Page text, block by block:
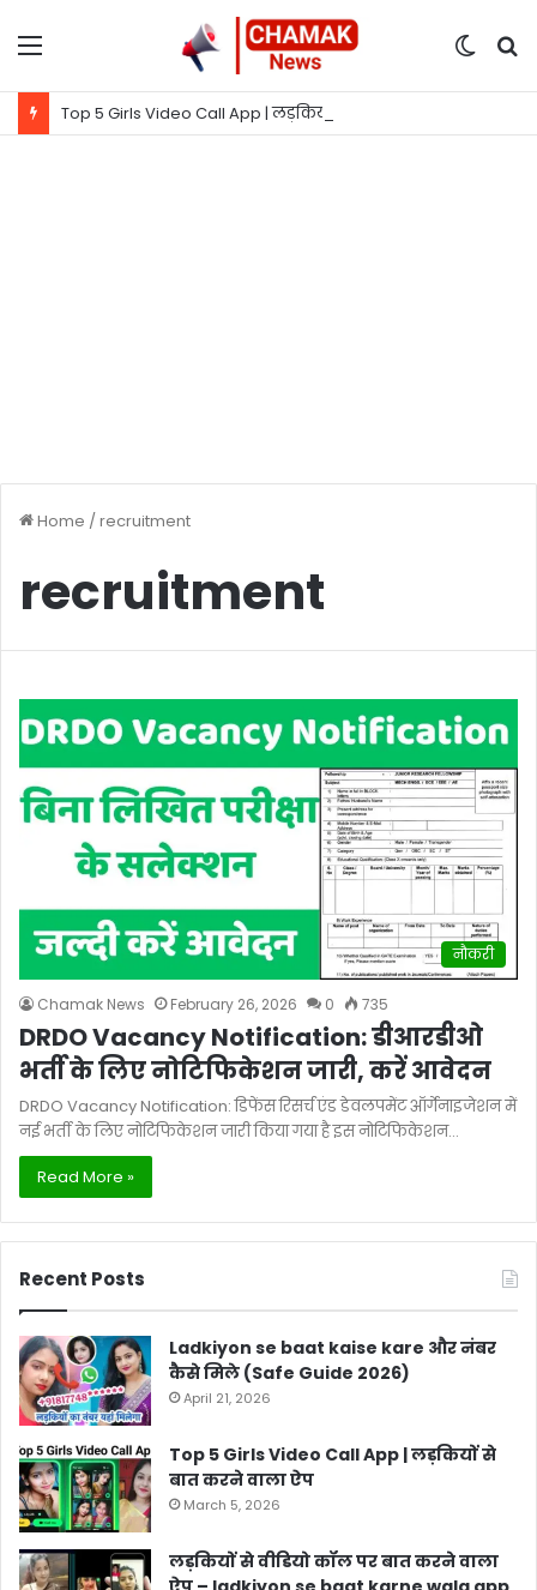
Menu
Switch
Top 5 Girls Video Call App | लड़कियों से बात करने वाला ऐप
Home /recruitment
recruitment
नौकरी
Chamak News February 26, 2026 0 735
DRDO Vacancy Notification: डीआरडीओ
भर्ती के लिए नोटिफिकेशन जारी, करें आवेदन
DRDO Vacancy Notification: डिफेंस रिसर्च एंड डेवलपमेंट ऑर्गेनाइजेशन में
नई भर्ती के लिए नोटिफिकेशन जारी किया गया है इस नोटिफिकेशन…
Read More »
Recent Posts
Ladkiyon se baat kaise kare और नंबर
कैसे मिले (Safe Guide 2026)
April 21, 2026
Top 5 Girls Video Call App | लड़कियों से
बात करने वाला ऐप
March 5, 2026
लड़कियों से वीडियो कॉल पर बात करने वाला